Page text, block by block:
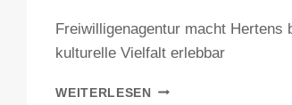
Freiwilligenagentur macht Hertens
kulturelle Vielfalt erlebbar
WEITERLESENHERTENER